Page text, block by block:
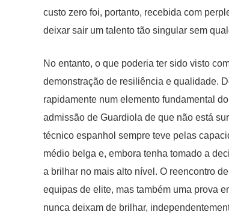
custo zero foi, portanto, recebida com
deixar sair um talento tão singular sem
No entanto, o que poderia ter sido visto
demonstração de resiliência e qualidade.
rapidamente num elemento fundamental
admissão de Guardiola de que não está
técnico espanhol sempre teve pelas
médio belga e, embora tenha tomado a
a brilhar no mais alto nível. O reencontro
equipas de elite, mas também uma prova
nunca deixam de brilhar,